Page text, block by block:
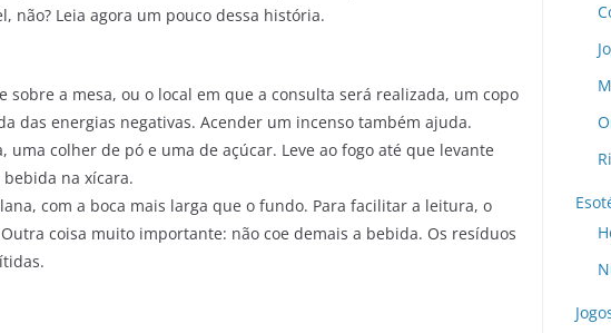
não? Leia agora um pouco dessa história.
sobre a mesa, ou o local em que a consulta será realizada, um copo
das energias negativas. Acender um incenso também ajuda.
uma colher de pó e uma de açúcar. Leve ao fogo até que levante
na xícara.
com a boca mais larga que o fundo. Para facilitar a leitura, o
coisa muito importante: não coe demais a bebida. Os resíduos